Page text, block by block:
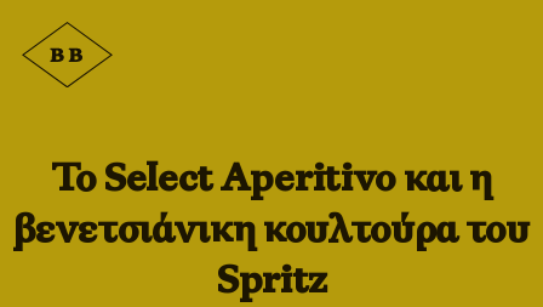
Το Select Aperitivo και η
βενετσιάνικη κουλτούρα του
Spritz